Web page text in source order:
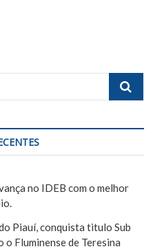
q
i
a
no IDEB com o melhor
Piauí, conquista titulo Sub
Fluminense de Teresina